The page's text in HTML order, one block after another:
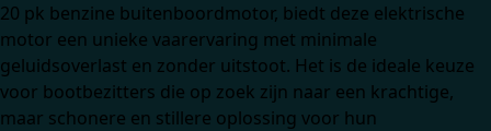
20 pk benzine buitenboordmotor, biedt deze elektrische
motor een unieke vaarervaring met minimale
geluidsoverlast en zonder uitstoot. Het is de ideale keuze
voor bootbezitters die op zoek zijn naar een krachtige,
maar schonere en stillere oplossing voor hun